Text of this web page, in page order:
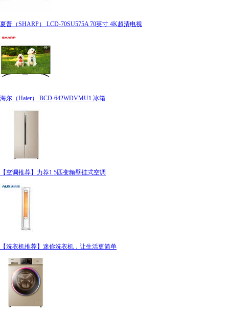
夏普（SHARP） LCD-70SU575A 70英寸 4K超清电视
海尔（Haier） BCD-642WDVMU1 冰箱
【空调推荐】力荐1.5匹变频壁挂式空调
【洗衣机推荐】迷你洗衣机，让生活更简单